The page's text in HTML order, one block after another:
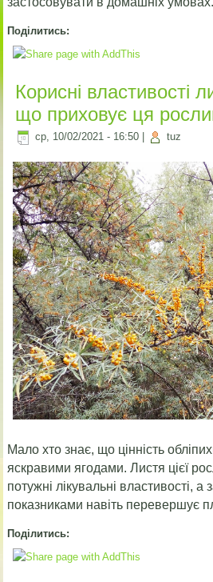
Поділитись:
Корисні властивості
що приховує ця
ср, 10/02/2021 - 16:50 tuz
Мало хто знає, що цінність
яскравими ягодами. Листя цієї
потужні лікувальні властивості, а
показниками навіть перевершує
Поділитись: